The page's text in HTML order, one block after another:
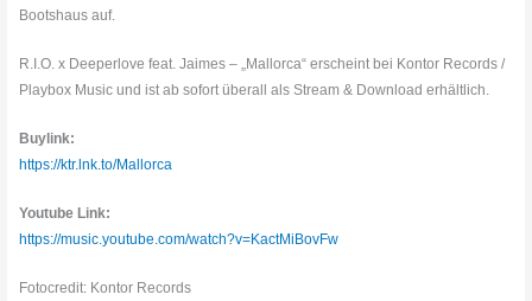
Bootshaus auf.
R.I.O. x Deeperlove feat. Jaimes – „Mallorca“ erscheint bei Kontor Records /
Playbox Music und ist ab sofort überall als Stream & Download erhältlich.
Buylink:
https://ktr.lnk.to/Mallorca
Youtube Link:
https://music.youtube.com/watch?v=KactMiBovFw
Fotocredit: Kontor Records